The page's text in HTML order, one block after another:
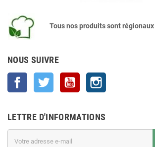
Tous nos produits sont
NOUS SUIVRE
Facebook Twitter YouTube
LETTRE D'INFORMATIONS